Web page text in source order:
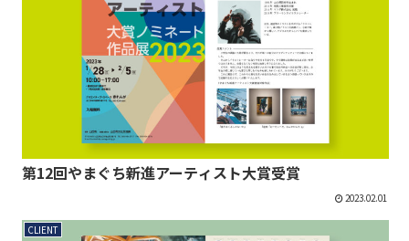
第12回やまぐち新進アーティスト大賞受賞
2023.02.01
CLIENT